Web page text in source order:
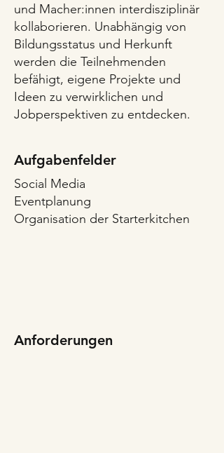
und Macher:innen interdisziplinär
kollaborieren. Unabhängig von
Bildungsstatus und Herkunft
werden die Teilnehmenden
befähigt, eigene Projekte und
Ideen zu verwirklichen und
Jobperspektiven zu entdecken.
Aufgabenfelder
Social Media
Eventplanung
Organisation der Starterkitchen
Anforderungen